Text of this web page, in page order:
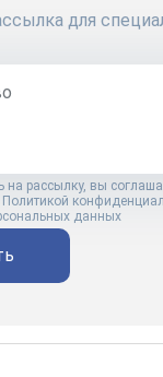
для
рассылку, вы
Политикой
данных